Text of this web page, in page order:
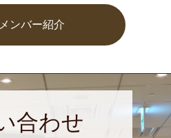
ンバー紹介
合わせ